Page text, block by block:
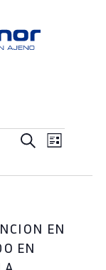
DE
Y
BuscarLista
EN
EN